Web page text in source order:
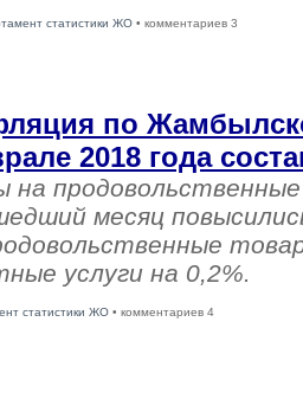
статистики ЖО • комментариев 3
по
2018 года
на
месяц
услуги на 0,2%.
статистики ЖО • комментариев 4